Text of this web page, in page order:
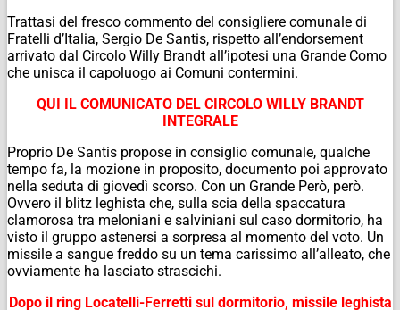
Trattasi del fresco commento del consigliere comunale di
Fratelli d’Italia, Sergio De Santis, rispetto all’endorsement
arrivato dal Circolo Willy Brandt all’ipotesi una Grande Como
che unisca il capoluogo ai Comuni contermini.
QUI IL COMUNICATO DEL CIRCOLO WILLY BRANDT
INTEGRALE
Proprio De Santis propose in consiglio comunale, qualche
tempo fa, la mozione in proposito, documento poi approvato
nella seduta di giovedì scorso. Con un Grande Però, però.
Ovvero il blitz leghista che, sulla scia della spaccatura
clamorosa tra meloniani e salviniani sul caso dormitorio, ha
visto il gruppo astenersi a sorpresa al momento del voto. Un
missile a sangue freddo su un tema carissimo all’alleato, che
ovviamente ha lasciato strascichi.
Dopo il ring Locatelli-Ferretti sul dormitorio, missile leghista